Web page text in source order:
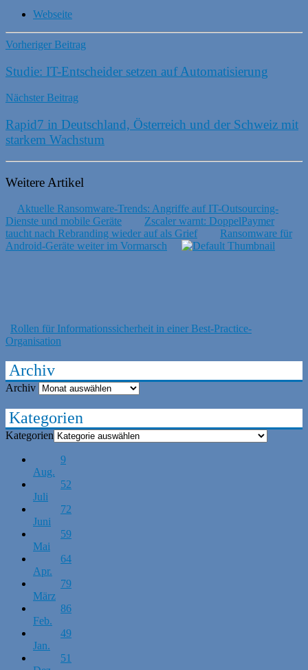
Webseite
Vorheriger Beitrag
Studie: IT-Entscheider setzen auf Automatisierung
Nächster Beitrag
Rapid7 in Deutschland, Österreich und der Schweiz mit
starkem Wachstum
Weitere Artikel
Aktuelle Ransomware-Trends: Angriffe auf IT-Outsourcing-
Dienste und mobile Geräte
Zscaler warnt: DoppelPaymer
taucht nach Rebranding wieder auf als Grief
Ransomware für
Android-Geräte weiter im Vormarsch
Rollen für Informationssicherheit in einer Best-Practice-
Organisation
Archiv
Archiv
Kategorien
Kategorien
9
Aug.
52
Juli
72
Juni
59
Mai
64
Apr.
79
März
86
Feb.
49
Jan.
51